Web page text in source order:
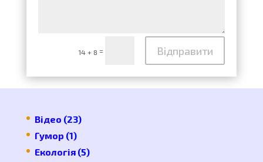
14 + 8 = Відправити
Відео (23)
Гумор (1)
Екологія(5)